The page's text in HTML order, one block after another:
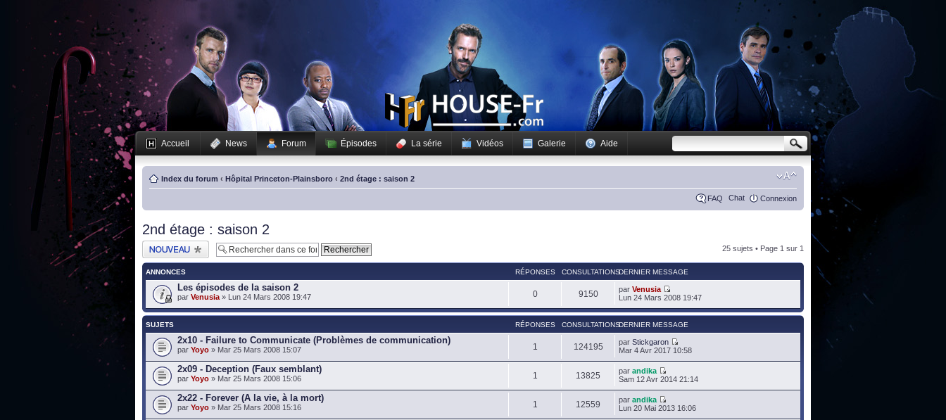
Accueil News Forum Épisodes La série Vidéos Galerie Aide
Index du forum ‹ Hôpital Princeton-Plainsboro ‹ 2nd étage : saison 2
FAQ Chat Connexion
2nd étage : saison 2
Publier un nouveau
sujet
25 sujets • Page 1 sur 1
ANNONCES RÉPONSES CONSULTATIONSDERNIER MESSAGE
Les épisodes de la saison 2
par Venusia » Lun 24 Mars 2008 19:47 0 9150 par Venusia
Lun 24 Mars 2008 19:47
SUJETS RÉPONSES CONSULTATIONSDERNIER MESSAGE
2x10 - Failure to Communicate (Problèmes de communication)
par Yoyo » Mar 25 Mars 2008 15:07 1 124195 par Stickgaron
Mar 4 Avr 2017 10:58
2x09 - Deception (Faux semblant)
par Yoyo » Mar 25 Mars 2008 15:06 1 13825 par andika
Sam 12 Avr 2014 21:14
2x22 - Forever (A la vie, à la mort)
par Yoyo » Mar 25 Mars 2008 15:16 1 12559 par andika
Lun 20 Mai 2013 16:06